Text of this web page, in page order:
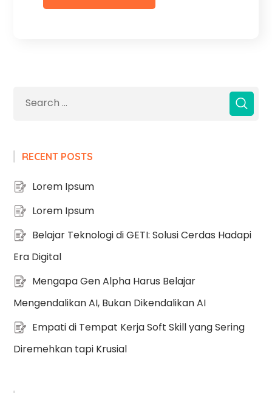
RECENT POSTS
Lorem Ipsum
Lorem Ipsum
Belajar Teknologi di GETI: Solusi Cerdas Hadapi
Era Digital
Mengapa Gen Alpha Harus Belajar
Mengendalikan AI, Bukan Dikendalikan AI
Empati di Tempat Kerja Soft Skill yang Sering
Diremehkan tapi Krusial